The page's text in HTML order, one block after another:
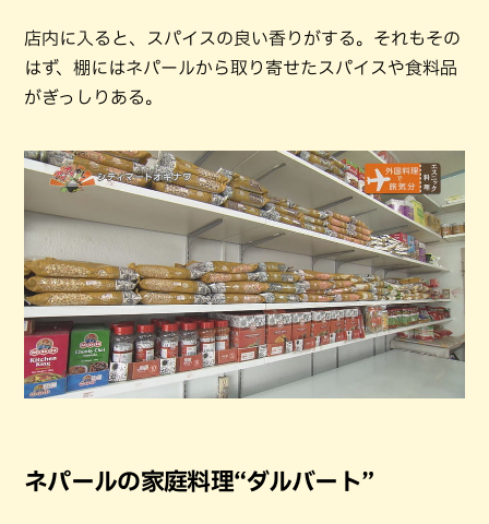
店内に入ると、スパイスの良い香りがする。それもその
はず、棚にはネパールから取り寄せたスパイスや食料品
がぎっしりある。
ネパールの家庭料理“ダルバート”